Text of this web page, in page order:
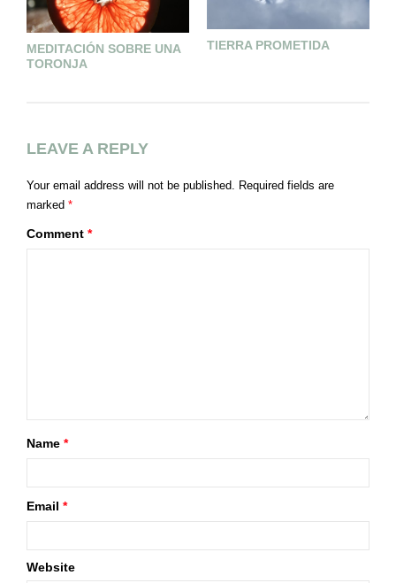
MEDITACIÓN SOBRE UNA
TORONJA
TIERRA PROMETIDA
LEAVE A REPLY
Your email address will not be published. Required fields are
marked *
Comment *
Name *
Email *
Website